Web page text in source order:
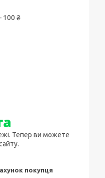
100 ₴
Тепер ви можете
покупця